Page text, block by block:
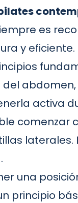
es
y eficiente.
activa
comenzar
laterales.
una
principio